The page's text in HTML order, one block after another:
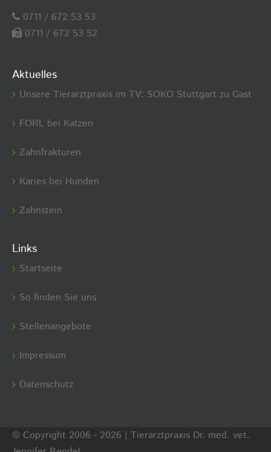
0711 / 672 53 53
0711 / 672 53 52
Aktuelles
Unsere Tierarztpraxis im TV: SOKO Stuttgart zu Gast
FORL bei Katzen
Zahnfrakturen
Karies bei Hunden
Zahnstein
Links
Startseite
So finden Sie uns
Stellenangebote
Impressum
Datenschutz
© Copyright 2006 - 2026 | Tierarztpraxis Dr. med. vet.